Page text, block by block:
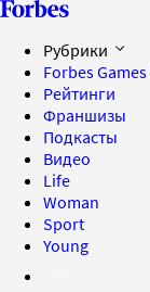
Рубрики
Forbes Games
Рейтинги
Франшизы
Подкасты
Видео
Life
Woman
Sport
Young